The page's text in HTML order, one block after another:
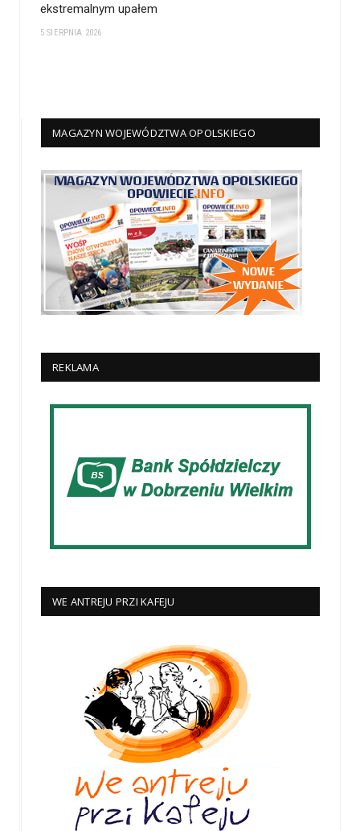
ekstremalnym upałem
5 SIERPNIA 2026
MAGAZYN WOJEWÓDZTWA OPOLSKIEGO
REKLAMA
WE ANTREJU PRZI KAFEJU